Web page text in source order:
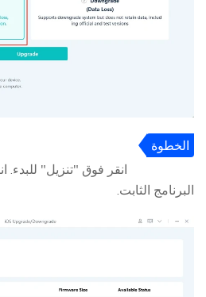
الخطوة
انقر فوق "تنزيل" للبدء.
البرنامج الثابت.